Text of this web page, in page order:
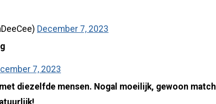
December 7, 2023
7, 2023
diezelfde mensen. Nogal moeilijk, gewoon match